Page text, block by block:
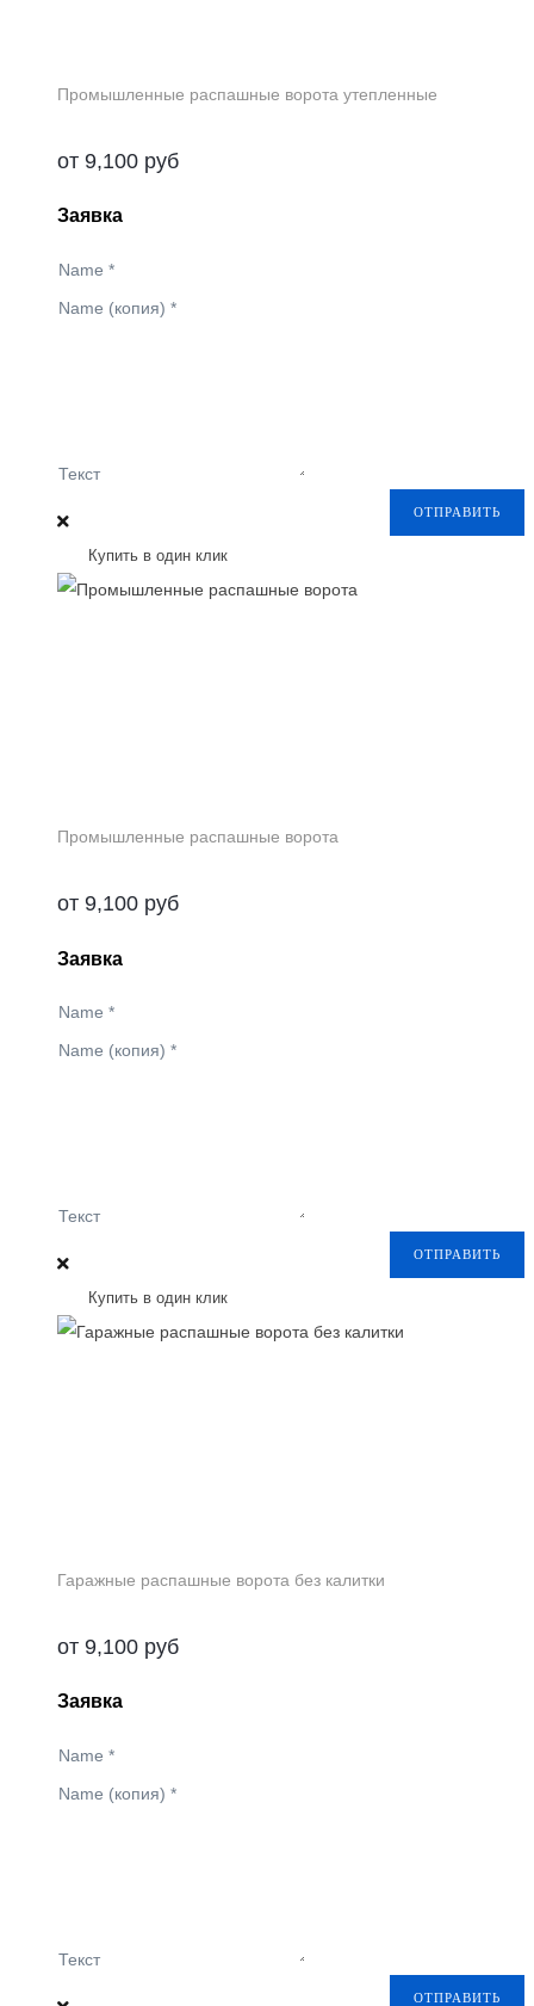
Промышленные распашные ворота утепленные
от 9,100 руб
Заявка
Name *
Name (копия) *
Текст
ОТПРАВИТЬ
Купить в один клик
Промышленные распашные ворота
от 9,100 руб
Заявка
Name *
Name (копия) *
Текст
ОТПРАВИТЬ
Купить в один клик
Гаражные распашные ворота без калитки
от 9,100 руб
Заявка
Name *
Name (копия) *
Текст
ОТПРАВИТЬ